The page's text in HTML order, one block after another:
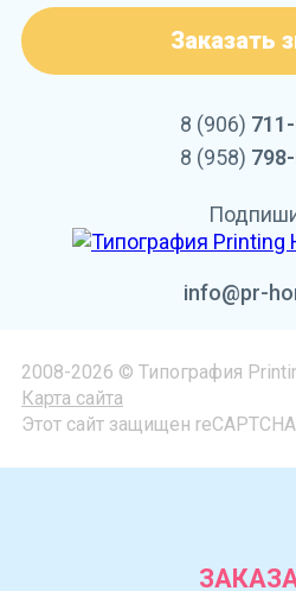
Заказать
8 (906)
8 (958)
info@pr-
2008-2026 © Типография
Карта сайта
Этот сайт защищен